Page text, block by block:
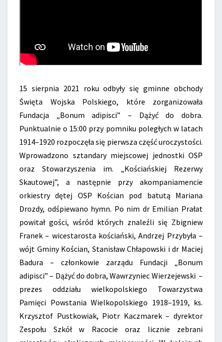
15 sierpnia 2021 roku odbyły się gminne obchody
Święta Wojska Polskiego, które zorganizowała
Fundacja „Bonum adipisci” – Dążyć do dobra.
Punktualnie o 15:00 przy pomniku poległych w latach
1914–1920 rozpoczęła się pierwsza część uroczystości.
Wprowadzono sztandary miejscowej jednostki OSP
oraz Stowarzyszenia im. „Kościańskiej Rezerwy
Skautowej”, a następnie przy akompaniamencie
orkiestry dętej OSP Kościan pod batutą Mariana
Drozdy, odśpiewano hymn. Po nim dr Emilian Prałat
powitał gości, wśród których znaleźli się Zbigniew
Franek – wicestarosta kościański, Andrzej Przybyła –
wójt Gminy Kościan, Stanisław Chłapowski i dr Maciej
Badura – członkowie zarządu Fundacji „Bonum
adipisci” – Dążyć do dobra, Wawrzyniec Wierzejewski –
prezes oddziału wielkopolskiego Towarzystwa
Pamięci Powstania Wielkopolskiego 1918–1919, ks.
Krzysztof Pustkowiak, Piotr Kaczmarek – dyrektor
Zespołu Szkół w Racocie oraz licznie zebrani